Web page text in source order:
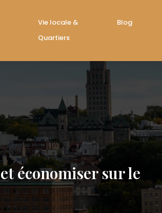
Vie locale &
Quartiers
Blog
économiser sur le